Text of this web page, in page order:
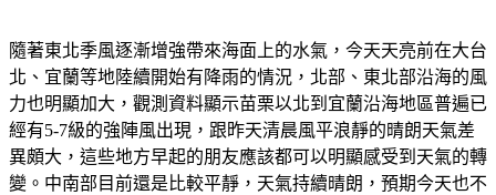
隨著東北季風逐漸增強帶來海面上的水氣，今天天亮前在大台
北、宜蘭等地陸續開始有降雨的情況，北部、東北部沿海的風
力也明顯加大，觀測資料顯示苗栗以北到宜蘭沿海地區普遍已
經有5-7級的強陣風出現，跟昨天清晨風平浪靜的晴朗天氣差
異頗大，這些地方早起的朋友應該都可以明顯感受到天氣的轉
變。中南部目前還是比較平靜，天氣持續晴朗，預期今天也不